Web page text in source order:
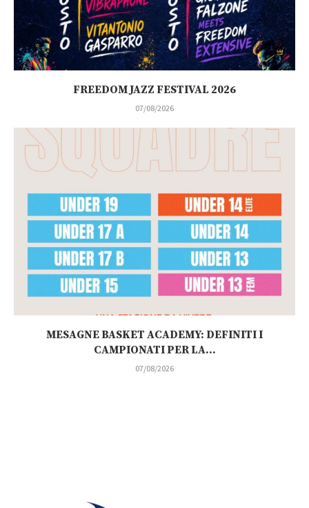
FREEDOM JAZZ FESTIVAL 2026
07/08/2026
MESAGNE BASKET ACADEMY: DEFINITI I
CAMPIONATI PER LA...
07/08/2026